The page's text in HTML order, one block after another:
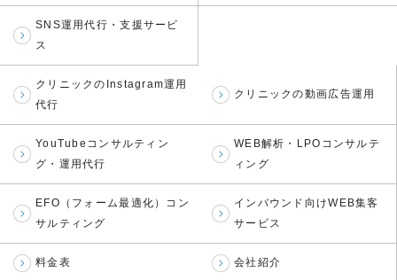
SNS運用代行・支援サービ
ス
クリニックのInstagram運用
代行
クリニックの動画広告運用
YouTubeコンサルティン
グ・運用代行
WEB解析・LPOコンサルテ
ィング
EFO（フォーム最適化）コン
サルティング
インバウンド向けWEB集客
サービス
料金表 会社紹介